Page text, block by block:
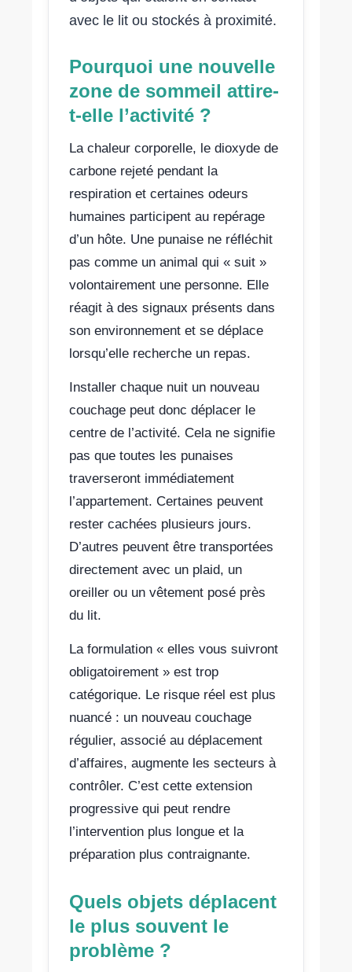
avec le lit ou stockés à proximité.
Pourquoi une nouvelle
zone de sommeil attire-
t-elle l’activité ?
La chaleur corporelle, le dioxyde de
carbone rejeté pendant la
respiration et certaines odeurs
humaines participent au repérage
d’un hôte. Une punaise ne réfléchit
pas comme un animal qui « suit »
volontairement une personne. Elle
réagit à des signaux présents dans
son environnement et se déplace
lorsqu’elle recherche un repas.
Installer chaque nuit un nouveau
couchage peut donc déplacer le
centre de l’activité. Cela ne signifie
pas que toutes les punaises
traverseront immédiatement
l’appartement. Certaines peuvent
rester cachées plusieurs jours.
D’autres peuvent être transportées
directement avec un plaid, un
oreiller ou un vêtement posé près
du lit.
La formulation « elles vous suivront
obligatoirement » est trop
catégorique. Le risque réel est plus
nuancé : un nouveau couchage
régulier, associé au déplacement
d’affaires, augmente les secteurs à
contrôler. C’est cette extension
progressive qui peut rendre
l’intervention plus longue et la
préparation plus contraignante.
Quels objets déplacent
le plus souvent le
problème ?